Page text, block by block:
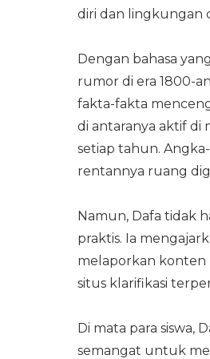
diri dan lingkungan
Dengan bahasa
rumor di era 1800-
fakta-fakta
di antaranya aktif di
setiap tahun.
rentannya ruang
Namun, Dafa tidak
praktis. Ia
melaporkan konten
situs klarifikasi
Di mata para siswa,
semangat untuk